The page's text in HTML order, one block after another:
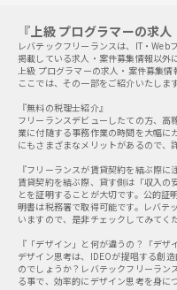
『上級 プログラマーの求
レバテックフリーランスは、IT・Web
掲載している求人・案件募集情報以外
上級 プログラマーの求人・案件募集
ここでは、その一部をご紹介いたします
『無料の税理士紹介』
フリーランスデビューしたての方、高
業に付随する事務作業の時間を大幅に
にもさまざまなメリットがあるので、
『フリーランスが賃貸契約を結ぶ際に
賃貸契約を結ぶ際、貸す側は「収入の
とを証明することが大切です。公的証
明書は税務署で取得可能です。レバテ
いますので、是非チェックしてみてく
『「デザイン」と何が違うの？「デザ
デザイン思考は、IDEOが提唱する創
のでしょうか？レバテックフリーラン
る事で、効率的にデザイン思考を身に